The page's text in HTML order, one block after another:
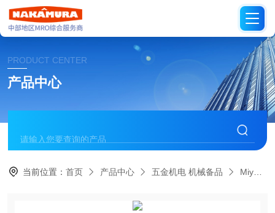
PRODUCT CENTER
产品中心
当前位置：首页 产品中心 五金机电 机械备品 Miyawaki日本宫胁